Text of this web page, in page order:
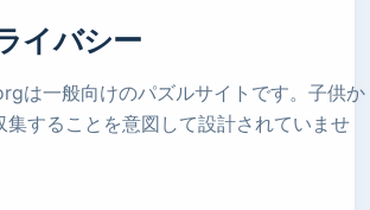
イバシー
は一般向けのパズルサイトです。子供か
集することを意図して設計されていませ